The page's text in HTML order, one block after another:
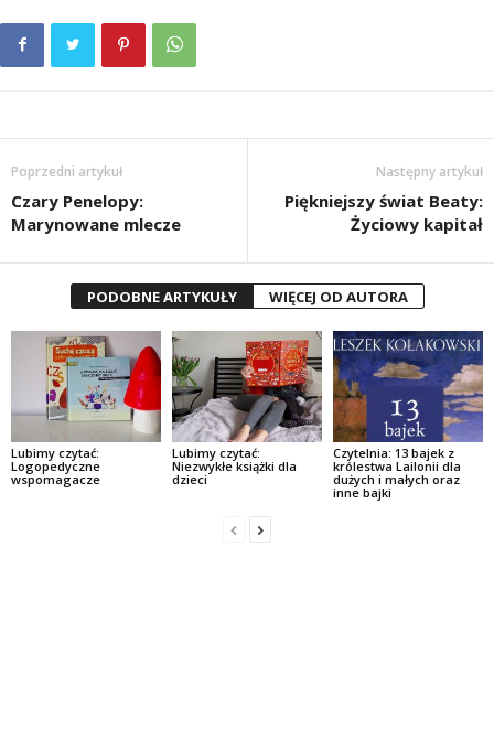
Poprzedni artykuł
Czary Penelopy:
Marynowane mlecze
Następny artykuł
Piękniejszy świat Beaty:
Życiowy kapitał
PODOBNE ARTYKUŁY WIĘCEJ OD AUTORA
Lubimy czytać:
Logopedyczne
wspomagacze
Lubimy czytać:
Niezwykłe książki dla
dzieci
Czytelnia: 13 bajek z
królestwa Lailonii dla
dużych i małych oraz
inne bajki